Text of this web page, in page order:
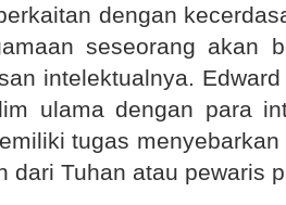
dengan
seseorang akan
intelektualnya.
ulama dengan para
tugas
dari Tuhan atau pewaris